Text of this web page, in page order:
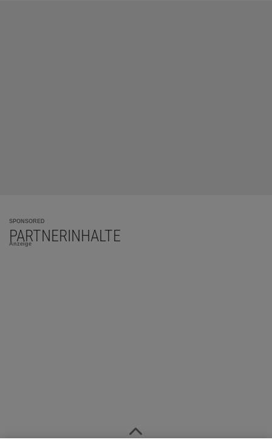
SPONSORED
PARTNERINHALTE
Anzeige